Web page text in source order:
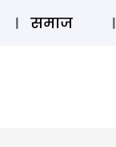
लॉग इन
समाज